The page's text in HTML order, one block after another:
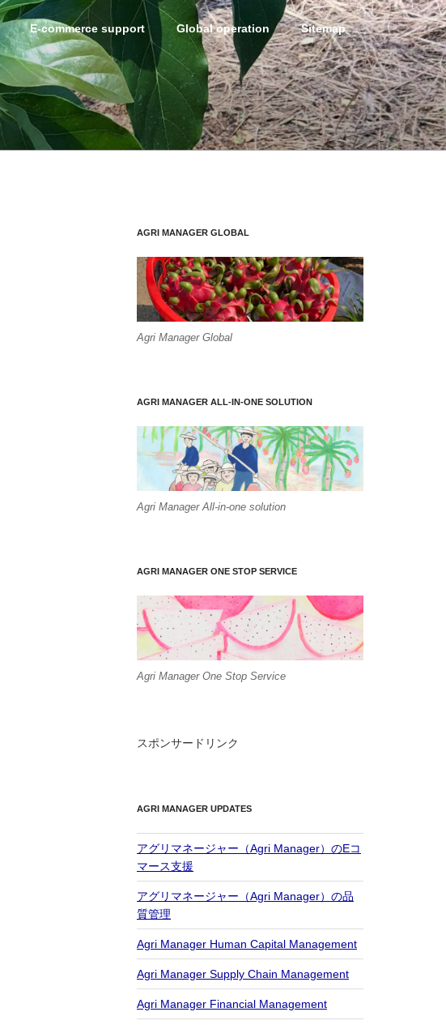
E-commerce support Global operation Sitemap
AGRI MANAGER GLOBAL
Agri Manager Global
AGRI MANAGER ALL-IN-ONE SOLUTION
Agri Manager All-in-one solution
AGRI MANAGER ONE STOP SERVICE
Agri Manager One Stop Service
スポンサードリンク
AGRI MANAGER UPDATES
アグリマネージャー（Agri Manager）のEコ
マース支援
アグリマネージャー（Agri Manager）の品
質管理
Agri Manager Human Capital Management
Agri Manager Supply Chain Management
Agri Manager Financial Management